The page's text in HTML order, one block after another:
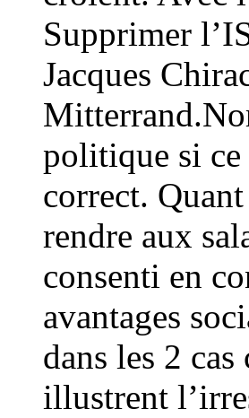
Supprimer
Jacques
politique si ce
correct.
rendre aux
consenti en
avantages
dans les 2
illustrent